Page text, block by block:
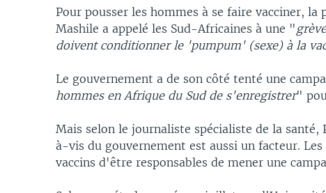
Pour pousser les hommes à se faire vacciner,
Mashile a appelé les Sud-Africaines à une "
doivent conditionner le 'pumpum' (sexe) à la
Le gouvernement a de son côté tenté une
hommes en Afrique du Sud de s'enregistrer"
Mais selon le journaliste spécialiste de la
à-vis du gouvernement est aussi un facteur.
vaccins d'être responsables de mener une